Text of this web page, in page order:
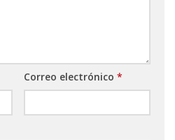
Correo electrónico *